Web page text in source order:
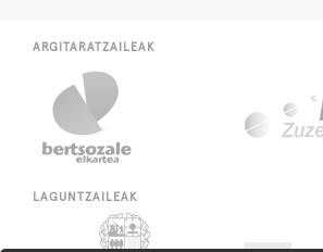
ARGITARATZAILEAK
LAGUNTZAILEAK